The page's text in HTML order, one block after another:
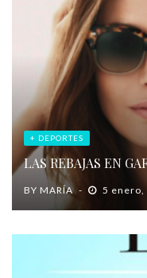
+ DEPORTES
LAS REBAJAS EN
BY MARÍA 5 enero,